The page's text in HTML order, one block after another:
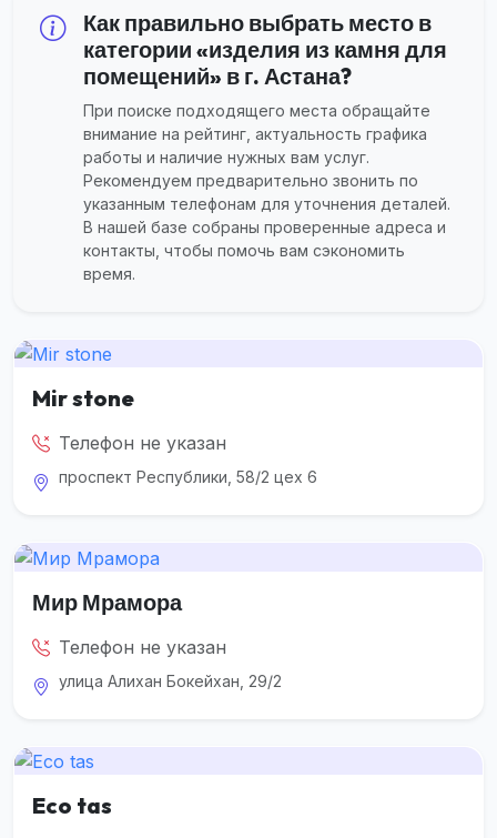
Как правильно выбрать место в
категории «изделия из камня для
помещений» в г. Астана?
При поиске подходящего места обращайте
внимание на рейтинг, актуальность графика
работы и наличие нужных вам услуг.
Рекомендуем предварительно звонить по
указанным телефонам для уточнения деталей.
В нашей базе собраны проверенные адреса и
контакты, чтобы помочь вам сэкономить
время.
Mir stone
Телефон не указан
проспект Республики, 58/2 цех 6
Мир Мрамора
Телефон не указан
улица Алихан Бокейхан, 29/2
Eco tas